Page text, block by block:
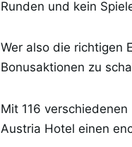
Runden und kein
Wer also die richtigen
Bonusaktionen zu
Mit 116
Austria Hotel einen